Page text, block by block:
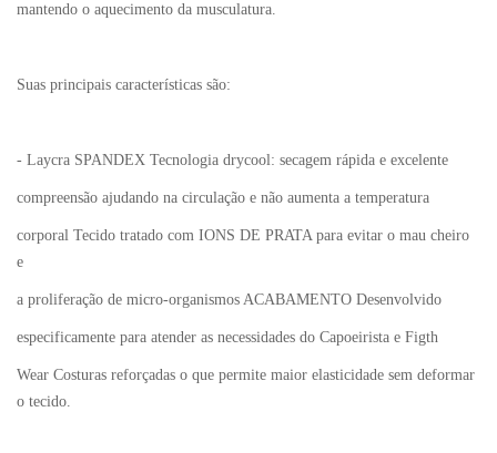
mantendo o aquecimento da musculatura.
Suas principais características são:
- Laycra SPANDEX Tecnologia drycool: secagem rápida e excelente
compreensão ajudando na circulação e não aumenta a temperatura
corporal Tecido tratado com IONS DE PRATA para evitar o mau cheiro
e
a proliferação de micro-organismos ACABAMENTO Desenvolvido
especificamente para atender as necessidades do Capoeirista e Figth
Wear Costuras reforçadas o que permite maior elasticidade sem deformar
o tecido.